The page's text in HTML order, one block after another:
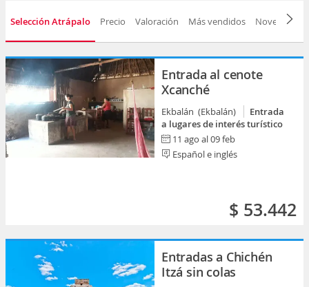
Selección Atrápalo Precio Valoración Más vendidos Novedad
Entrada al cenote
Xcanché
Ekbalán (Ekbalán)
Entrada
a lugares de interés turístico
11 ago al 09 feb
Español e inglés
$ 53.442
Entradas a Chichén
Itzá sin colas